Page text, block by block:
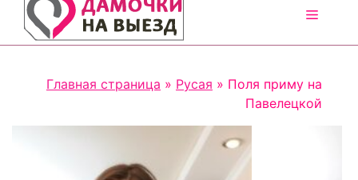
MENU
Главная страница » Русая » Поля приму на
Павелецкой